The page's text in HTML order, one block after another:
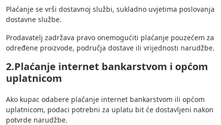
Plaćanje se vrši dostavnoj službi, sukladno uvjetima poslovanja
dostavne službe.
Prodavatelj zadržava pravo onemogućiti plaćanje pouzećem za
određene proizvode, područja dostave ili vrijednosti narudžbe.
2.Plaćanje internet bankarstvom i općom
uplatnicom
Ako kupac odabere plaćanje internet bankarstvom ili općom
uplatnicom, podaci potrebni za uplatu bit će dostavljeni nakon
potvrde narudžbe.